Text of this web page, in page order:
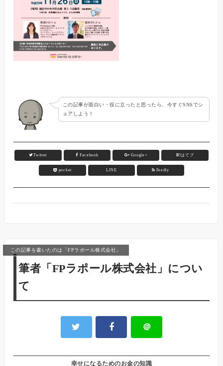
この記事が面白い・役に立ったと思ったら、今すぐSNSでシ
ェアしよう！
Twitter Facebook Google+ B!はてブ
pocket LINE Feedly
この記事を書いたのは「FPラポール株式会社」
筆者「FPラポール株式会社」につい
て
＠
幸せになるためのお金の知識